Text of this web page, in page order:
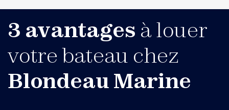
3 avantages à louer
votre bateau chez
Blondeau Marine